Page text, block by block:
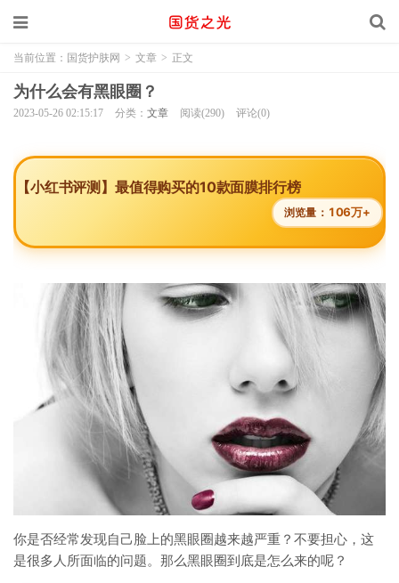
当前位置： 国货护肤网 > 文章 > 正文
为什么会有黑眼圈？
2023-05-26 02:15:17 分类： 文章 阅读(290) 评论(0)
【小红书评测】最值得购买的10款面膜排行榜
浏览量： 106万+
你是否经常发现自己脸上的黑眼圈越来越严重？不要担心，这
是很多人所面临的问题。那么黑眼圈到底是怎么来的呢？